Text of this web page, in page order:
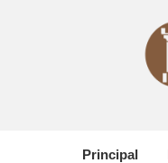
Principal